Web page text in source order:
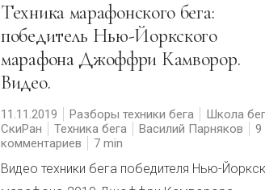
Техника марафонского бега:
победитель Нью-Йоркского
марафона Джоффри Камворор.
Видео.
11.11.2019 Разборы техники бега
Школа
СкиРан
Техника бега Василий Парняков
9
комментариев
7
Видео техники бега победителя Нью-